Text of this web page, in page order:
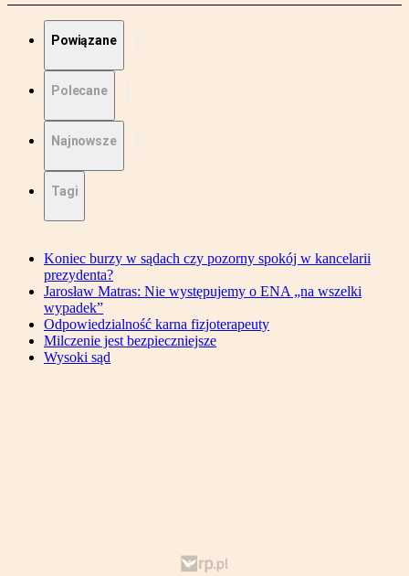
Powiązane
Polecane
Najnowsze
Tagi
Koniec burzy w sądach czy pozorny spokój w kancelarii
prezydenta?
Jarosław Matras: Nie występujemy o ENA „na wszelki
wypadek”
Odpowiedzialność karna fizjoterapeuty
Milczenie jest bezpieczniejsze
Wysoki sąd